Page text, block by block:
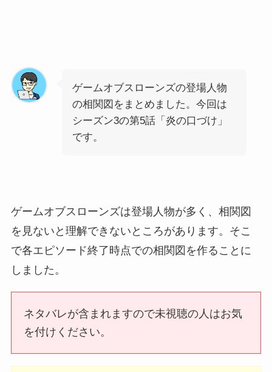
ゲームオブスローンズの登場人物
の相関図をまとめました。今回は
シーズン3の第5話「炎の口づけ」
です。
ゲームオブスローンズは登場人物が多く、相関図
を見ないと理解できないところがあります。そこ
で各エピソード終了時点での相関図を作ることに
しました。
ネタバレが含まれますので未視聴の人はお気
を付けください。